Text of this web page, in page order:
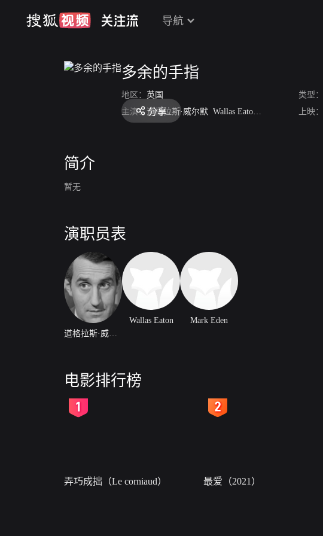
导航
多余的手指
地区： 英国 类型：
主演： 道格拉斯·威尔默 Wallas Eaton 上映：
分享
简介
暂无
演职员表
Wallas Eaton Mark Eden
电影排行榜
弄巧成拙（Le corniaud） 最爱（2021）